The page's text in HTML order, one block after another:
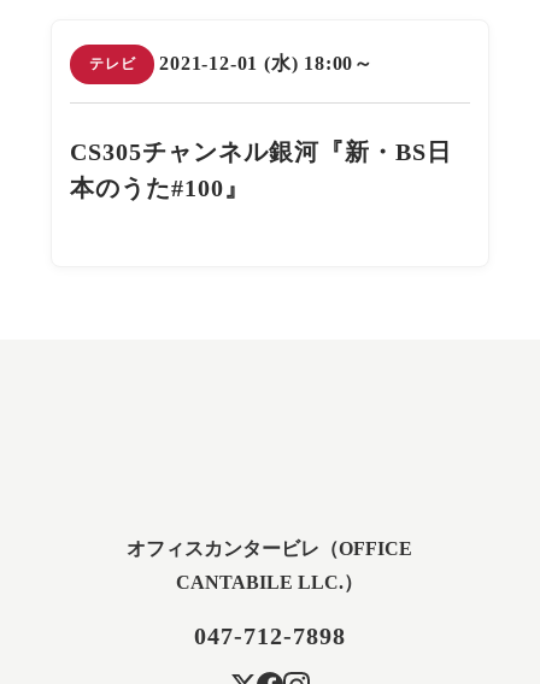
テレビ 2021-12-01 (水) 18:00～
CS305チャンネル銀河『新・BS日
本のうた#100』
オフィスカンタービレ（OFFICE
CANTABILE LLC.）
047-712-7898